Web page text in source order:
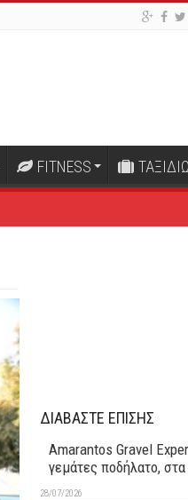
FITNESS
ΔΙΑΒΑΣΤΕ ΕΠΙΣΗΣ
Amarantos Gravel
γεμάτες ποδήλατο,
28/07/2026